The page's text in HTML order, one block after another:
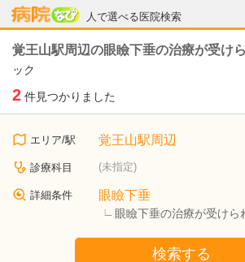
人で選べる医院検索
病院なび
覚王山駅周辺の眼瞼下垂の治療が受け
ック
2 件見つかりました
エリア/駅 覚王山駅周辺
診療科目 (未指定)
詳細条件 眼瞼下垂
眼瞼下垂の治療が受けら
検索する